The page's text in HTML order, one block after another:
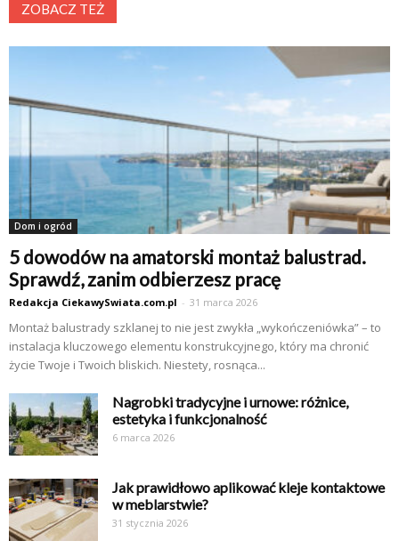
ZOBACZ TEŻ
Dom i ogród
5 dowodów na amatorski montaż balustrad.
Sprawdź, zanim odbierzesz pracę
Redakcja CiekawySwiata.com.pl - 31 marca 2026
Montaż balustrady szklanej to nie jest zwykła „wykończeniówka” – to
instalacja kluczowego elementu konstrukcyjnego, który ma chronić
życie Twoje i Twoich bliskich. Niestety, rosnąca...
Nagrobki tradycyjne i urnowe: różnice,
estetyka i funkcjonalność
6 marca 2026
Jak prawidłowo aplikować kleje kontaktowe
w meblarstwie?
31 stycznia 2026